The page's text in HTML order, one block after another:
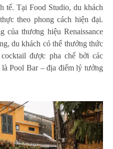
tế. Tại Food Studio, du khách
theo phong cách hiện đại.
của thương hiệu Renaissance
du khách có thể thưởng thức
được pha chế bởi các
Pool Bar – địa điểm lý tưởng